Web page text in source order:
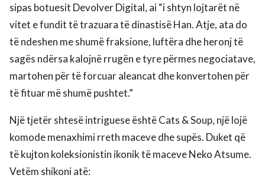
sipas botuesit Devolver Digital, ai “i shtyn lojtarët në
vitet e fundit të trazuara të dinastisë Han. Atje, ata do
të ndeshen me shumë fraksione, luftëra dhe heronj të
sagës ndërsa kalojnë rrugën e tyre përmes negociatave,
martohen për të forcuar aleancat dhe konvertohen për
të fituar më shumë pushtet.”
Një tjetër shtesë intriguese është Cats & Soup, një lojë
komode menaxhimi rreth maceve dhe supës. Duket që
të kujton koleksionistin ikonik të maceve Neko Atsume.
Vetëm shikoni atë: